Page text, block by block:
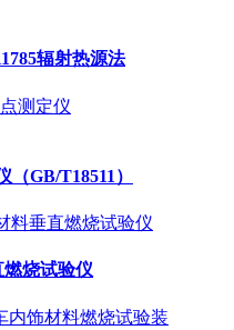
辐射热源法
GB/T18511）
烧试验仪